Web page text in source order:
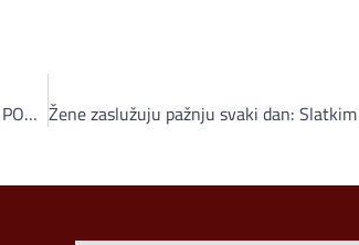
AS HOLDING: VISPAK, SOLANA TUZLA, AS JELAH I AC FOOD POVEĆALI IZVOZ